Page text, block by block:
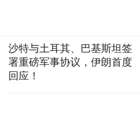
沙特与土耳其、巴基斯坦签
署重磅军事协议，伊朗首度
回应！